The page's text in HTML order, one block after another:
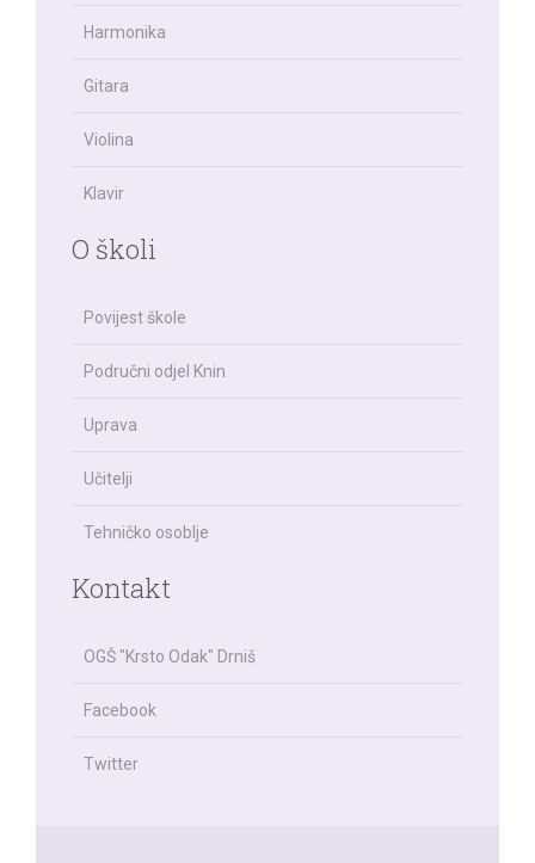
Harmonika
Gitara
Violina
Klavir
O školi
Povijest škole
Područni odjel Knin
Uprava
Učitelji
Tehničko osoblje
Kontakt
OGŠ "Krsto Odak" Drniš
Facebook
Twitter